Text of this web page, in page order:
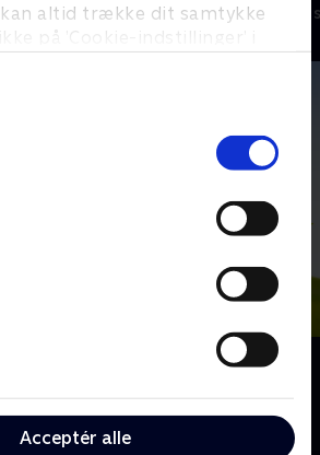
kan altid trække dit samtykke
på ’Cookie-indstillinger’ i
Acceptér alle
Børneserier • 3